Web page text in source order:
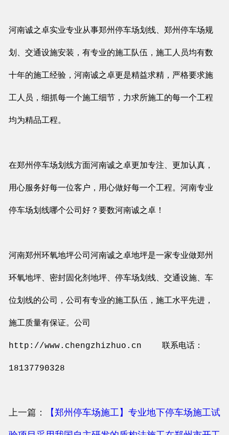
河南诚之卓实业专业从事郑州停车场划线、郑州停车场规
划、交通设施安装，有专业的施工队伍，施工人员均有数
十年的施工经验，河南诚之卓更是精益求精，严格要求施
工人员，细抓每一个施工细节，力求所施工的每一个工程
均为精品工程。
在郑州停车场划线方面河南诚之卓更加专注、更加认真，
用心服务好每一位客户，用心做好每一个工程。河南专业
停车场划线哪个公司好？要数河南诚之卓！
河南郑州环氧地坪公司河南诚之卓地坪是一家专业做郑州
环氧地坪、密封固化剂地坪、停车场划线、交通设施、车
位划线的公司，公司有专业的施工队伍，施工水平先进，
施工质量有保证。公司
http://www.chengzhizhuo.cn 联系电话：
18137790328
上一篇： 【郑州停车场施工】专业地下停车场施工试